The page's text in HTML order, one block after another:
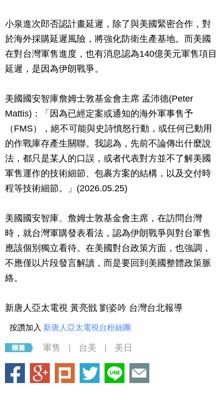
小泉進次郎否認計畫延遲，除了與美國緊密合作，對
於海外採購延遲風險，將強化防衛生產基地。而美國
在對台灣軍售進度，也有消息認為140億美元軍售項目
延遲，是因為伊朗戰爭。
美國國安智庫詹姆士敦基金會主席 孟沛德(Peter
Mattis)：「因為已經定案或通知的海外軍事售予
（FMS），絕不可能與史詩憤怒行動，或任何已動用
的作戰庫存產生關聯。我認為，先前不論傳出什麼說
法，都只是某人的口誤，或者代表對方並不了解美國
軍售運作的技術細節、包裹方案的結構，以及交付時
程等技術細節。」(2026.05.25)
美國國安智庫、詹姆士敦基金會主席，在訪問台灣
時，就台灣軍購發表看法，認為伊朗戰爭與對台軍售
應該個別獨立看待。在美國對台政策方面，也強調，
不應僅以片段發言解讀，而是要回到美國整體政策脈
絡。
新唐人亞太電視 黃亮戩 劉姿吟 台灣台北報導
按讚加入 新唐人亞太電視台粉絲團
軍售 台美 美日